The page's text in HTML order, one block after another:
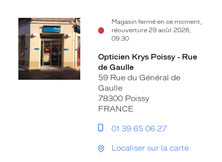
Magasin fermé en ce moment,
réouverture 29 août 2026,
09:30
Voir
la
fiche
Opticien Krys Poissy - Rue
de Gaulle
59 Rue du Général de
Gaulle
78300 Poissy
FRANCE
01 39 65 06 27
Localiser sur la carte